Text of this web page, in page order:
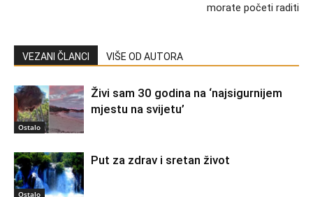
morate početi raditi
VEZANI ČLANCI VIŠE OD AUTORA
Ostalo
Živi sam 30 godina na ‘najsigurnijem
mjestu na svijetu’
Ostalo
Put za zdrav i sretan život